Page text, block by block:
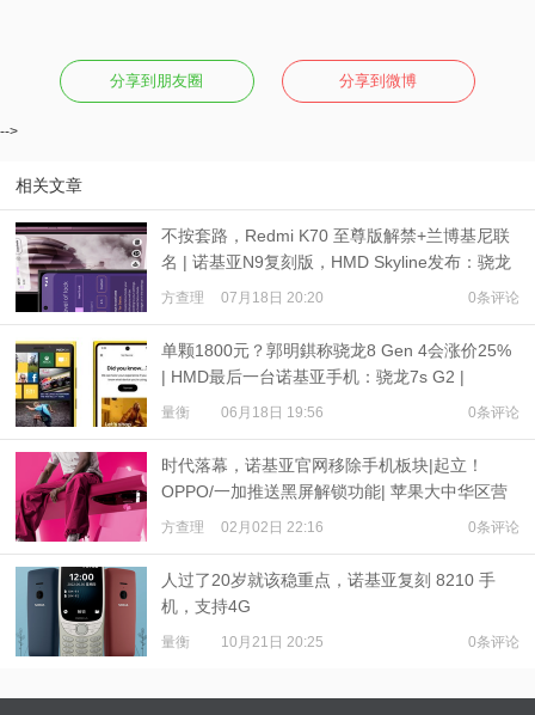
分享到朋友圈 分享到微博
-->
相关文章
不按套路，Redmi K70 至尊版解禁+兰博基尼联
名 | 诺基亚N9复刻版，HMD Skyline发布：骁龙
7s Gen 2
方查理 07月18日 20:20 0条评论
单颗1800元？郭明錤称骁龙8 Gen 4会涨价25%
| HMD最后一台诺基亚手机：骁龙7s G2 |
iPhone 16尺寸出炉
量衡 06月18日 19:56 0条评论
时代落幕，诺基亚官网移除手机板块|起立！
OPPO/一加推送黑屏解锁功能| 苹果大中华区营
收下降13%
方查理 02月02日 22:16 0条评论
人过了20岁就该稳重点，诺基亚复刻 8210 手
机，支持4G
量衡 10月21日 20:25 0条评论